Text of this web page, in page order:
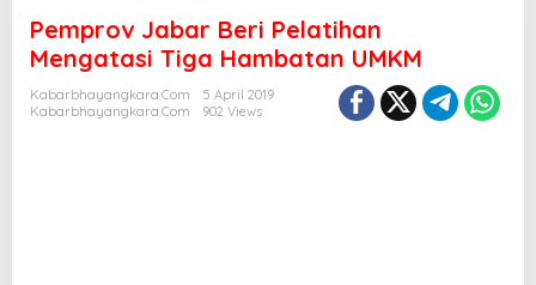
Pemprov Jabar Beri Pelatihan
Mengatasi Tiga Hambatan UMKM
Kabarbhayangkara.com
5 April 2019
Kabarbhayangkara.com
902 Views